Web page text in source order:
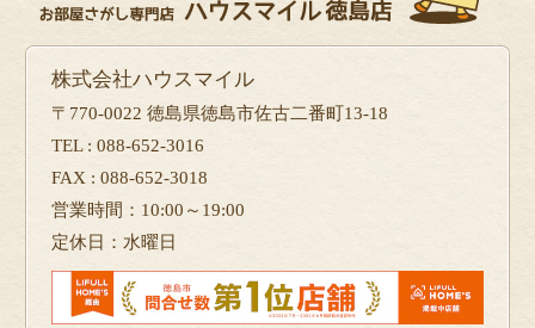
株式会社ハウスマイル
〒770-0022 徳島県徳島市佐古二番町13-18
TEL : 088-652-3016
FAX : 088-652-3018
営業時間：10:00～19:00
定休日：水曜日